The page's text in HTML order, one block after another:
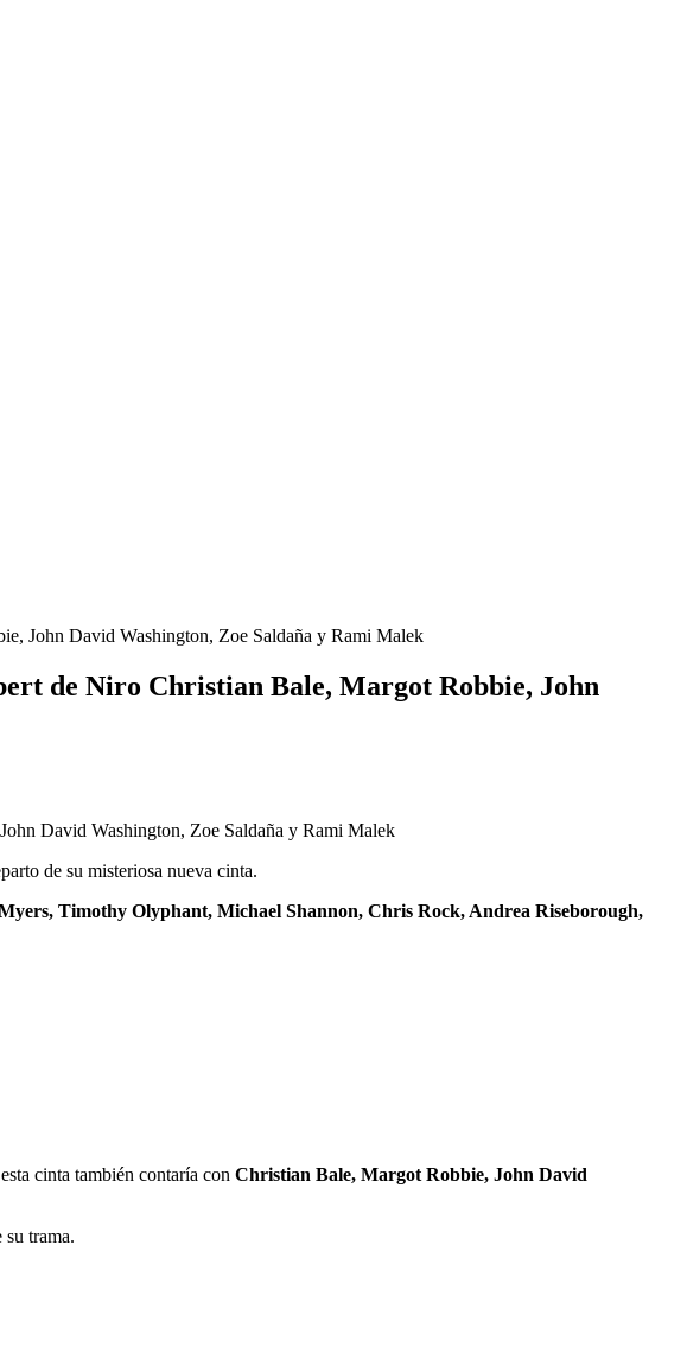
John David Washington, Zoe Saldaña y Rami Malek
de Niro Christian Bale, Margot Robbie, John
de su misteriosa nueva cinta.
Timothy Olyphant, Michael Shannon, Chris Rock, Andrea Riseborough,
cinta también contaría con Christian Bale, Margot Robbie, John David
trama.